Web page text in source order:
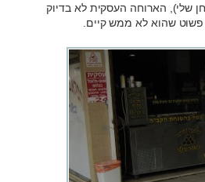
שלי), הארוחה העסקית לא בדיוק
פשוט שהוא לא ממש קיים.